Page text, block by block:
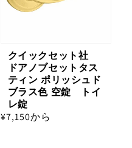
クイックセット社
ドアノブセットタス
ティン ポリッシュド
ブラス色 空錠 トイ
レ錠
通
¥7,150から